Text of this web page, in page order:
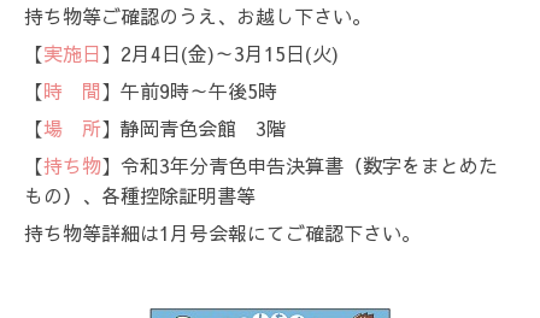
持ち物等ご確認のうえ、お越し下さい。
【実施日】2月4日(金)～3月15日(火)
【時 間】午前9時～午後5時
【場 所】静岡青色会館 3階
【持ち物】令和3年分青色申告決算書（数字をまとめた
もの）、各種控除証明書等
持ち物等詳細は1月号会報にてご確認下さい。